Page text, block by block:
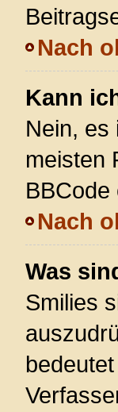
Nach
Kann
Nein, es
meisten
BBCode
Nach
Was
Smilies